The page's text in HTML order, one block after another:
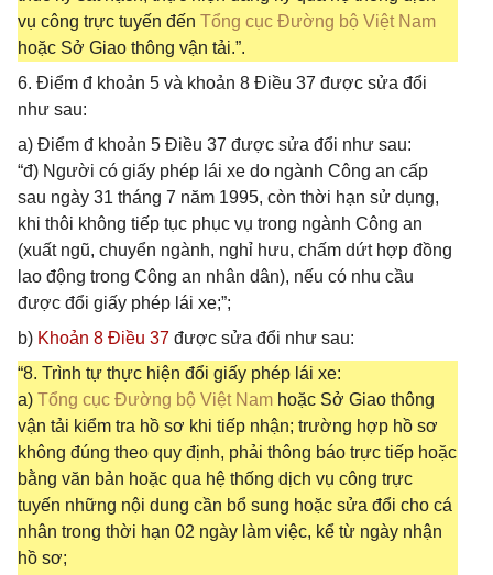
vụ công trực tuyến đến Tổng cục Đường bộ Việt Nam
hoặc Sở Giao thông vận tải.”.
6. Điểm đ khoản 5 và khoản 8 Điều 37 được sửa đổi
như sau:
a) Điểm đ khoản 5 Điều 37 được sửa đổi như sau:
“đ) Người có giấy phép lái xe do ngành Công an cấp
sau ngày 31 tháng 7 năm 1995, còn thời hạn sử dụng,
khi thôi không tiếp tục phục vụ trong ngành Công an
(xuất ngũ, chuyển ngành, nghỉ hưu, chấm dứt hợp đồng
lao động trong Công an nhân dân), nếu có nhu cầu
được đổi giấy phép lái xe;”;
b) Khoản 8 Điều 37 được sửa đổi như sau:
“8. Trình tự thực hiện đổi giấy phép lái xe:
a) Tổng cục Đường bộ Việt Nam hoặc Sở Giao thông
vận tải kiểm tra hồ sơ khi tiếp nhận; trường hợp hồ sơ
không đúng theo quy định, phải thông báo trực tiếp hoặc
bằng văn bản hoặc qua hệ thống dịch vụ công trực
tuyến những nội dung cần bổ sung hoặc sửa đổi cho cá
nhân trong thời hạn 02 ngày làm việc, kể từ ngày nhận
hồ sơ;